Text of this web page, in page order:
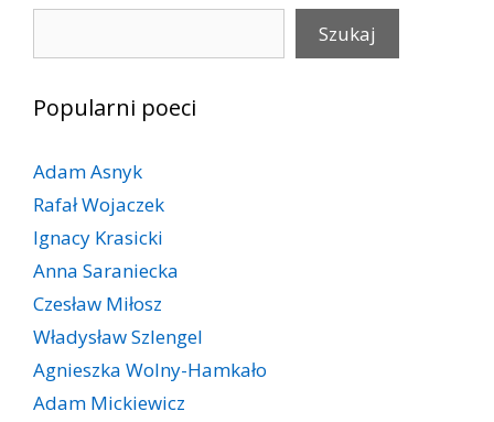
Szukaj
Popularni poeci
Adam Asnyk
Rafał Wojaczek
Ignacy Krasicki
Anna Saraniecka
Czesław Miłosz
Władysław Szlengel
Agnieszka Wolny-Hamkało
Adam Mickiewicz